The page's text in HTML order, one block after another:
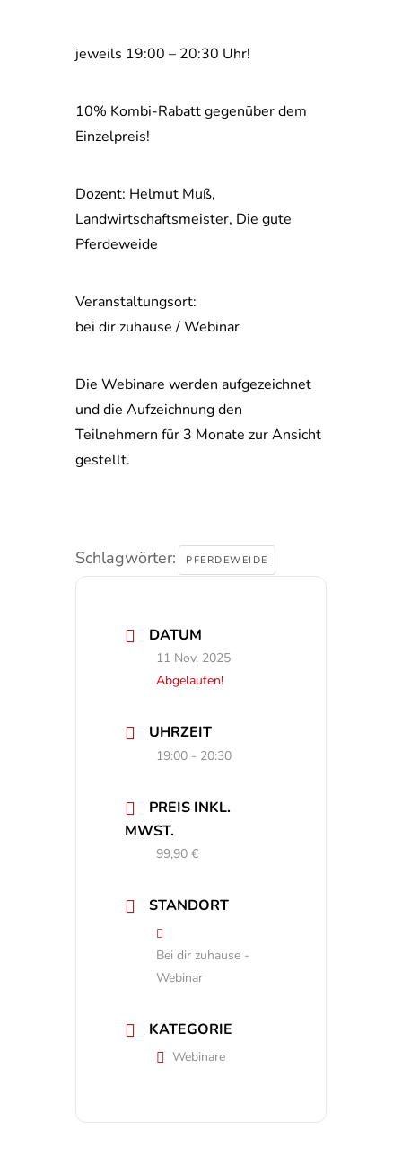
jeweils 19:00 – 20:30 Uhr!
10% Kombi-Rabatt gegenüber dem
Einzelpreis!
Dozent: Helmut Muß,
Landwirtschaftsmeister, Die gute
Pferdeweide
Veranstaltungsort:
bei dir zuhause / Webinar
Die Webinare werden aufgezeichnet
und die Aufzeichnung den
Teilnehmern für 3 Monate zur Ansicht
gestellt.
Schlagwörter: PFERDEWEIDE
DATUM
11 Nov. 2025
Abgelaufen!
UHRZEIT
19:00 - 20:30
PREIS INKL.
MWST.
99,90 €
STANDORT
Bei dir zuhause -
Webinar
KATEGORIE
Webinare